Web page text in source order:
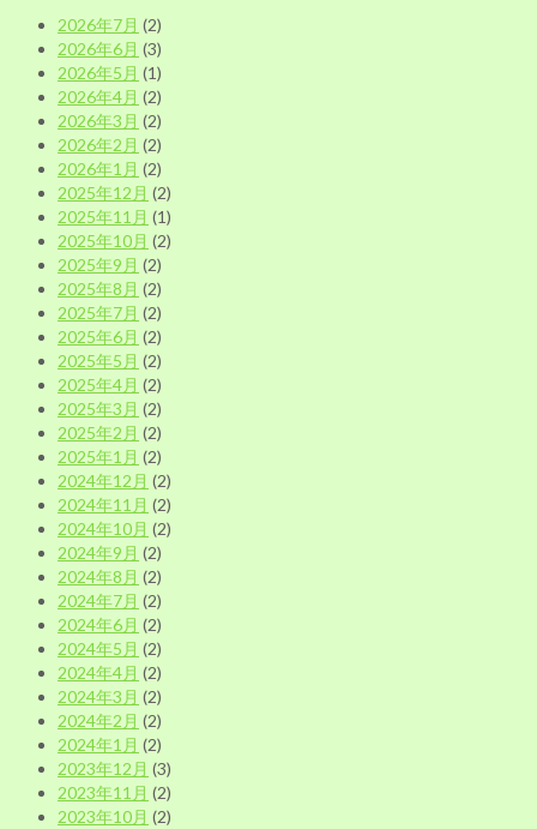
2026年7月 (2)
2026年6月 (3)
2026年5月 (1)
2026年4月 (2)
2026年3月 (2)
2026年2月 (2)
2026年1月 (2)
2025年12月 (2)
2025年11月 (1)
2025年10月 (2)
2025年9月 (2)
2025年8月 (2)
2025年7月 (2)
2025年6月 (2)
2025年5月 (2)
2025年4月 (2)
2025年3月 (2)
2025年2月 (2)
2025年1月 (2)
2024年12月 (2)
2024年11月 (2)
2024年10月 (2)
2024年9月 (2)
2024年8月 (2)
2024年7月 (2)
2024年6月 (2)
2024年5月 (2)
2024年4月 (2)
2024年3月 (2)
2024年2月 (2)
2024年1月 (2)
2023年12月 (3)
2023年11月 (2)
2023年10月 (2)